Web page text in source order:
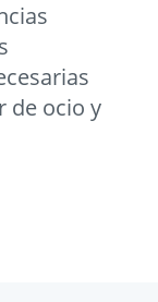
de ocio y